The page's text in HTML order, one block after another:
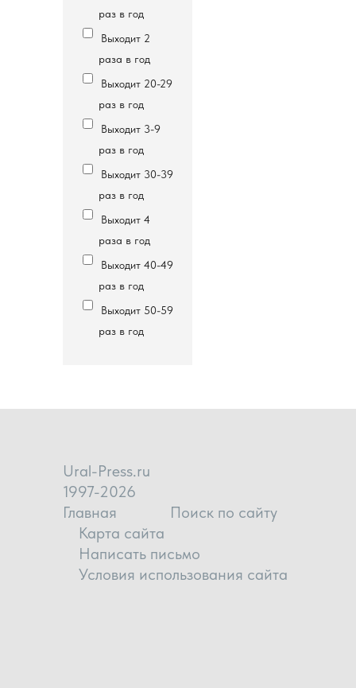
раз в год
Выходит 2
раза в год
Выходит 20-29
раз в год
Выходит 3-9
раз в год
Выходит 30-39
раз в год
Выходит 4
раза в год
Выходит 40-49
раз в год
Выходит 50-59
раз в год
Ural-Press.ru
1997-2026
Главная
Поиск по сайту
Карта сайта
Написать письмо
Условия использования сайта